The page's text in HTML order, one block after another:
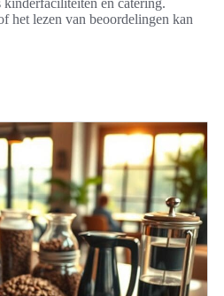
kinderfaciliteiten en catering.
het lezen van beoordelingen kan